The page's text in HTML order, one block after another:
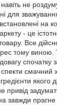
не
для
встановлені на
- це
Все
тому
спочатку
смачний
якого
привід
завжди